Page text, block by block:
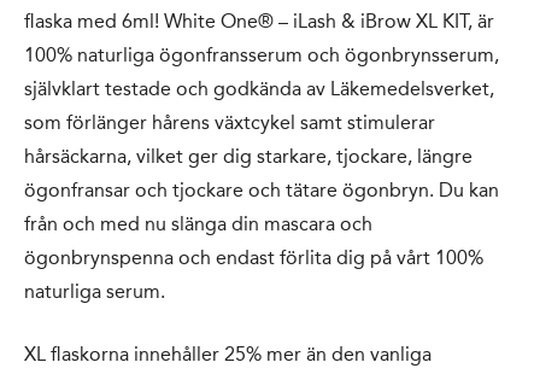
flaska med 6ml! White One® – iLash & iBrow XL KIT, är
100% naturliga ögonfransserum och ögonbrynsserum,
självklart testade och godkända av Läkemedelsverket,
som förlänger hårens växtcykel samt stimulerar
hårsäckarna, vilket ger dig starkare, tjockare, längre
ögonfransar och tjockare och tätare ögonbryn. Du kan
från och med nu slänga din mascara och
ögonbrynspenna och endast förlita dig på vårt 100%
naturliga serum.
XL flaskorna innehåller 25% mer än den vanliga